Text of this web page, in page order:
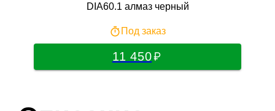
DIA60.1 алмаз черный
Под заказ
11 450